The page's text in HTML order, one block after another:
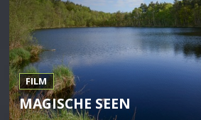
FILM
MAGISCHE SEEN